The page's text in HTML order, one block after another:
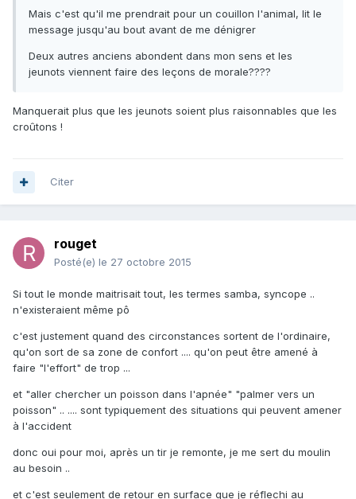
Mais c'est qu'il me prendrait pour un couillon l'animal, lit le
message jusqu'au bout avant de me dénigrer
Deux autres anciens abondent dans mon sens et les
jeunots viennent faire des leçons de morale????
Manquerait plus que les jeunots soient plus raisonnables que les
croûtons !
Citer
rouget
Posté(e) le 27 octobre 2015
Si tout le monde maitrisait tout, les termes samba, syncope ..
n'existeraient même pô
c'est justement quand des circonstances sortent de l'ordinaire,
qu'on sort de sa zone de confort .... qu'on peut être amené à
faire "l'effort" de trop ...
et "aller chercher un poisson dans l'apnée" "palmer vers un
poisson" .. .... sont typiquement des situations qui peuvent amener
à l'accident
donc oui pour moi, après un tir je remonte, je me sert du moulin
au besoin ..
et c'est seulement de retour en surface que je réflechi au